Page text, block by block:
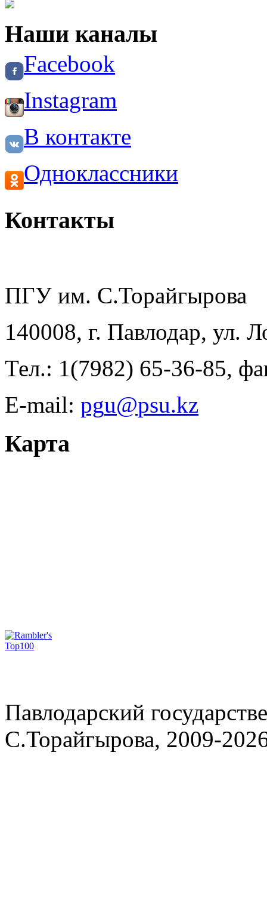
Наши каналы
Facebook
Instagram
В контакте
Одноклассники
Контакты
ПГУ им. С.Торайгырова
140008, г. Павлодар, ул.
Тел.: 1(7982) 65-36-85,
E-mail:
Карта
Павлодарский
С.Торайгырова, 2009-